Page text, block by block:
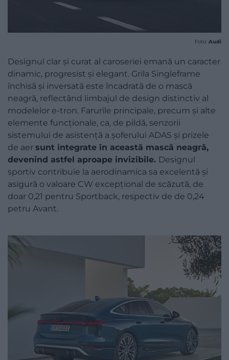
Foto: Audi
Designul clar și curat al caroseriei emană un caracter
dinamic, progresist și elegant. Grila Singleframe
închisă și inversată este încadrată de o mască
neagră, reflectând limbajul de design distinctiv al
modelelor e-tron. Farurile principale, precum și alte
elemente funcționale, ca, de pildă, senzorii
sistemului de asistență a șoferului ADAS și prizele
de aer sunt integrate în această mască neagră,
devenind astfel aproape invizibile. Designul
sportiv contribuie la aerodinamica sa excelentă și
asigură o valoare CW excepțional de scăzută, de
doar 0,21 pentru Sportback, respectiv de de 0,24
petru Avant.